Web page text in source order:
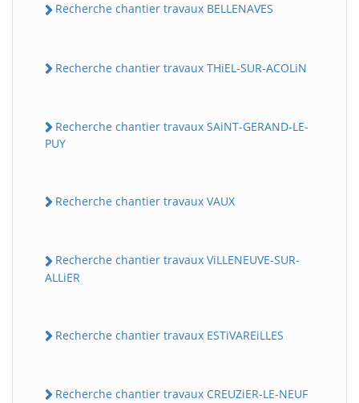
Recherche chantier travaux BELLENAVES
Recherche chantier travaux THiEL-SUR-ACOLiN
Recherche chantier travaux SAiNT-GERAND-LE-
PUY
Recherche chantier travaux VAUX
Recherche chantier travaux ViLLENEUVE-SUR-
ALLiER
Recherche chantier travaux ESTiVAREiLLES
Recherche chantier travaux CREUZiER-LE-NEUF